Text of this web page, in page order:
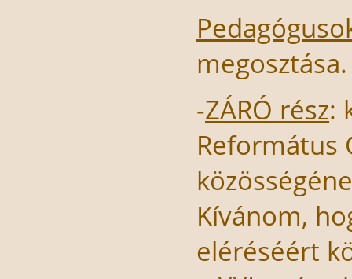
megosztása.
-ZÁRÓ rész:
Református
Kívánom,
eléréséért